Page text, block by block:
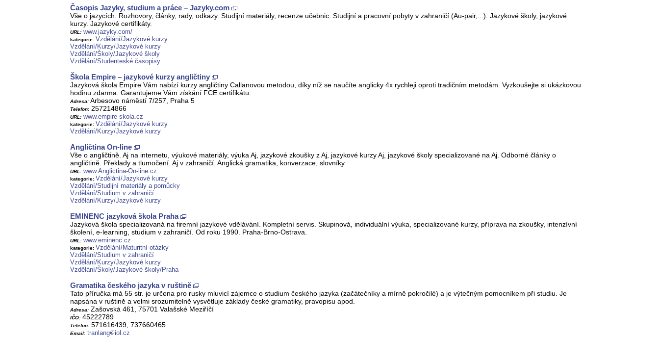
Časopis Jazyky, studium a práce – Jazyky.com
Vše o jazycích. Rozhovory, články, rady, odkazy. Studijní materiály, recenze učebnic. Studijní a pracovní pobyty v zahraničí (Au-pair,...). Jazykové školy, jazykové
kurzy. Jazykové certifikáty.
URL: www.jazyky.com/
kategorie: Vzdělání/Jazykové kurzy
Vzdělání/Kurzy/Jazykové kurzy
Vzdělání/Školy/Jazykové školy
Vzdělání/Studenteské časopisy
Škola Empire – jazykové kurzy angličtiny
Jazyková škola Empire Vám nabízí kurzy angličtiny Callanovou metodou, díky níž se naučíte anglicky 4x rychleji oproti tradičním metodám. Vyzkoušejte si ukázkovou
hodinu zdarma. Garantujeme Vám získání FCE certifikátu.
Adresa: Arbesovo náměstí 7/257, Praha 5
Telefon: 257214866
URL: www.empire-skola.cz
kategorie: Vzdělání/Jazykové kurzy
Vzdělání/Kurzy/Jazykové kurzy
Angličtina On-line
Vše o angličtině. Aj na internetu, výukové materiály, výuka Aj, jazykové zkoušky z Aj, jazykové kurzy Aj, jazykové školy specializované na Aj. Odborné články o
angličtině. Překlady a tlumočení. Aj v zahraničí. Anglická gramatika, konverzace, slovníky
URL: www.Anglictina-On-line.cz
kategorie: Vzdělání/Jazykové kurzy
Vzdělání/Studijní materiály a pomůcky
Vzdělání/Studium v zahraničí
Vzdělání/Kurzy/Jazykové kurzy
EMINENC jazyková škola Praha
Jazyková škola specializovaná na firemní jazykové vdělávání. Kompletní servis. Skupinová, individuální výuka, specializované kurzy, příprava na zkoušky, intenzívní
školení, e-learning, studium v zahraničí. Od roku 1990. Praha-Brno-Ostrava.
URL: www.eminenc.cz
kategorie: Vzdělání/Maturitní otázky
Vzdělání/Studium v zahraničí
Vzdělání/Kurzy/Jazykové kurzy
Vzdělání/Školy/Jazykové školy/Praha
Gramatika českého jazyka v ruštině
Tato příručka má 55 str. je určena pro rusky mluvicí zájemce o studium českého jazyka (začátečníky a mírně pokročilé) a je výtečným pomocníkem při studiu. Je
napsána v ruštině a velmi srozumitelně vysvětluje základy české gramatiky, pravopisu apod.
Adresa: Zašovská 461, 75701 Valašské Meziříčí
IČO: 45222789
Telefon: 571616439, 737660465
Email: tranlang iol.cz